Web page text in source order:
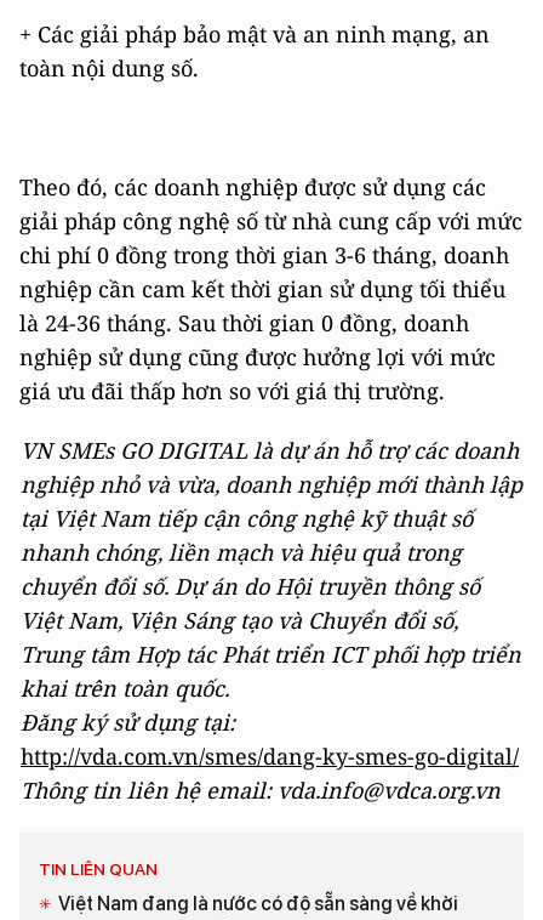
+ Các giải pháp bảo mật và an ninh mạng, an
toàn nội dung số.
Theo đó, các doanh nghiệp được sử dụng các
giải pháp công nghệ số từ nhà cung cấp với mức
chi phí 0 đồng trong thời gian 3-6 tháng, doanh
nghiệp cần cam kết thời gian sử dụng tối thiểu
là 24-36 tháng. Sau thời gian 0 đồng, doanh
nghiệp sử dụng cũng được hưởng lợi với mức
giá ưu đãi thấp hơn so với giá thị trường.
VN SMEs GO DIGITAL là dự án hỗ trợ các doanh
nghiệp nhỏ và vừa, doanh nghiệp mới thành lập
tại Việt Nam tiếp cận công nghệ kỹ thuật số
nhanh chóng, liền mạch và hiệu quả trong
chuyển đổi số. Dự án do Hội truyền thông số
Việt Nam, Viện Sáng tạo và Chuyển đổi số,
Trung tâm Hợp tác Phát triển ICT phối hợp triển
khai trên toàn quốc.
Đăng ký sử dụng tại:
http://vda.com.vn/smes/dang-ky-smes-go-digital/
Thông tin liên hệ email: vda.info@vdca.org.vn
TIN LIÊN QUAN
Việt Nam đang là nước có độ sẵn sàng về khởi